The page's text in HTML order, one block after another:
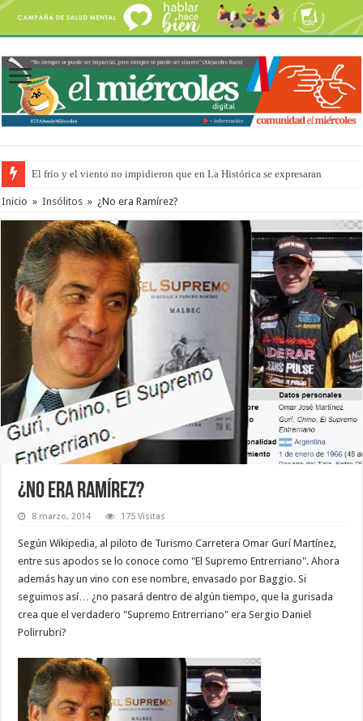
El frío y el viento no impidieron que en La Histórica se expresaran
Inicio » Insólitos » ¿No era Ramírez?
¿No era Ramírez?
8 marzo, 2014 175 Visitas
Según Wikipedia, al piloto de Turismo Carretera Omar Gurí Martínez,
entre sus apodos se lo conoce como "El Supremo Entrerriano". Ahora
además hay un vino con ese nombre, envasado por Baggio. Si
seguimos así… ¿no pasará dentro de algún tiempo, que la gurisada
crea que el verdadero "Supremo Entrerriano" era Sergio Daniel
Polirrubri?